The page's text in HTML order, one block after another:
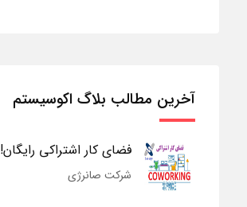
آخرین مطالب بلاگ اکوسیستم
فضای کار اشتراکی رایگان!
شرکت صانرژی